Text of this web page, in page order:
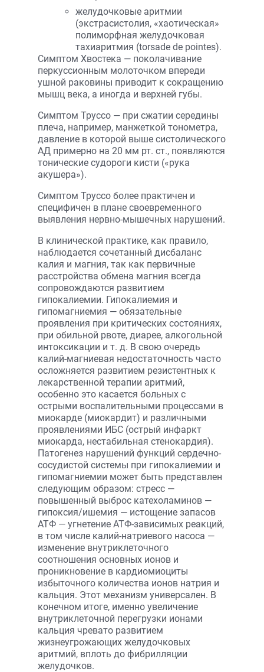
желудочковые аритмии
(экстрасистолия, «хаотическая»
полиморфная желудочковая
тахиаритмия (torsade de pointes).
Симптом Хвостека — поколачивание
перкуссионным молоточком впереди
ушной раковины приводит к сокращению
мышц века, а иногда и верхней губы.
Симптом Труссо — при сжатии середины
плеча, например, манжеткой тонометра,
давление в которой выше систолического
АД примерно на 20 мм рт. ст., появляются
тонические судороги кисти («рука
акушера»).
Симптом Труссо более практичен и
специфичен в плане своевременного
выявления нервно-мышечных нарушений.
В клинической практике, как правило,
наблюдается сочетанный дисбаланс
калия и магния, так как первичные
расстройства обмена магния всегда
сопровождаются развитием
гипокалиемии. Гипокалиемия и
гипомагниемия — обязательные
проявления при критических состояниях,
при обильной рвоте, диарее, алкогольной
интоксикации и т. д. В свою очередь
калий-магниевая недостаточность часто
осложняется развитием резистентных к
лекарственной терапии аритмий,
особенно это касается больных с
острыми воспалительными процессами в
миокарде (миокардит) и различными
проявлениями ИБС (острый инфаркт
миокарда, нестабильная стенокардия).
Патогенез нарушений функций сердечно-
сосудистой системы при гипокалиемии и
гипомагниемии может быть представлен
следующим образом: стресс —
повышенный выброс катехоламинов —
гипоксия/ишемия — истощение запасов
АТФ — угнетение АТФ-зависимых реакций,
в том числе калий-натриевого насоса —
изменение внутриклеточного
соотношения основных ионов и
проникновение в кардиомиоциты
избыточного количества ионов натрия и
кальция. Этот механизм универсален. В
конечном итоге, именно увеличение
внутриклеточной перегрузки ионами
кальция чревато развитием
жизнеугрожающих желудочковых
аритмий, вплоть до фибрилляции
желудочков.